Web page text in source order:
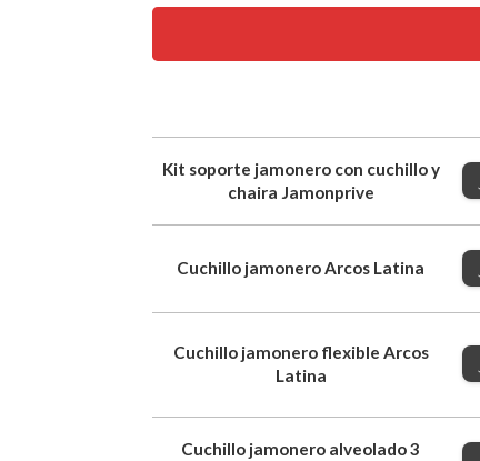
Kit soporte jamonero con cuchillo y
chaira Jamonprive
Cuchillo jamonero Arcos Latina
Cuchillo jamonero flexible Arcos
Latina
Cuchillo jamonero alveolado 3